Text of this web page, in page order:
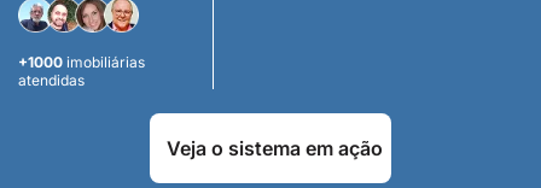
+1000 imobiliárias
atendidas
Veja o sistema em ação